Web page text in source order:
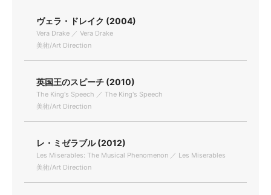
ヴェラ・ドレイク (2004)
Vera Drake ／ Vera Drake
美術/Art Direction
英国王のスピーチ (2010)
The King's Speech ／ The King's Speech
美術/Art Direction
レ・ミゼラブル (2012)
Les Miserables: The Musical Phenomenon ／ Les Miserables
美術/Art Direction